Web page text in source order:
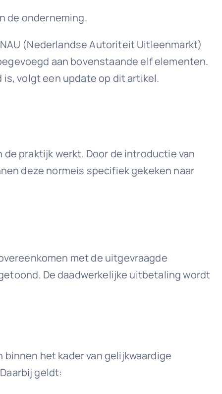
de onderneming.
NAU (Nederlandse Autoriteit Uitleenmarkt)
aan bovenstaande elf elementen.
volgt een update op dit artikel.
praktijk werkt. Door de introductie van
deze normeis specifiek gekeken naar
met de uitgevraagde
De daadwerkelijke uitbetaling wordt
het kader van gelijkwaardige
geldt: